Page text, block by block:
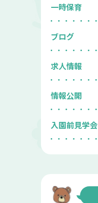
一時保育
ブログ
求人情報
情報公開
入園前見学会